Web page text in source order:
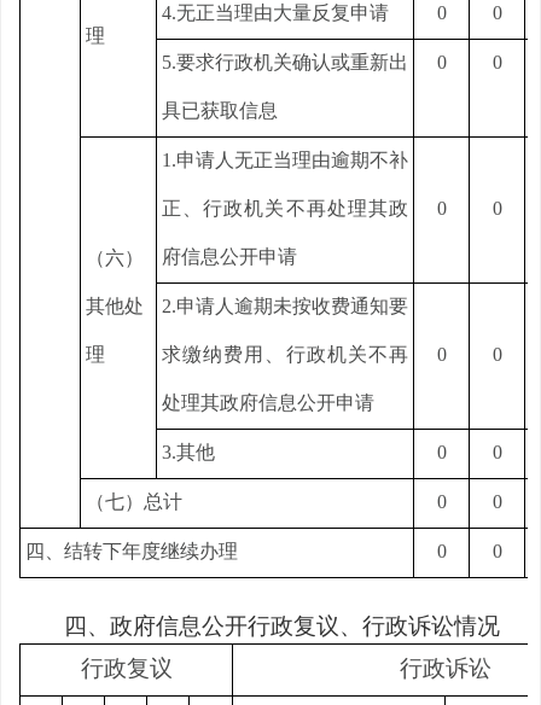
理
4.无正当理由大量反复申请 0 0
5.要求行政机关确认或重新出
具已获取信息
0 0
（六）
其他处
理
1.申请人无正当理由逾期不补
正、行政机关不再处理其政
府信息公开申请
0 0
2.申请人逾期未按收费通知要
求缴纳费用、行政机关不再
处理其政府信息公开申请
0 0
3.其他 0 0
（七）总计 0 0
四、结转下年度继续办理 0 0
四、政府信息公开行政复议、行政诉讼情况
行政复议
行政诉讼